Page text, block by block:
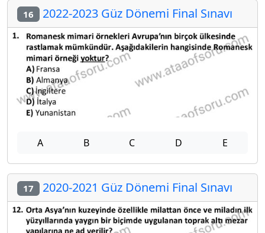
16 2022-2023 Güz Dönemi Final Sınavı
A B C D E
17 2020-2021 Güz Dönemi Final Sınavı